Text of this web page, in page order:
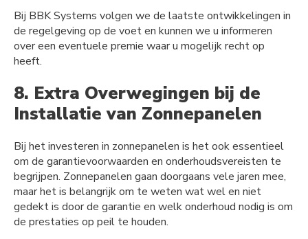
Bij BBK Systems volgen we de laatste ontwikkelingen in
de regelgeving op de voet en kunnen we u informeren
over een eventuele premie waar u mogelijk recht op
heeft.
8. Extra Overwegingen bij de
Installatie van Zonnepanelen
Bij het investeren in zonnepanelen is het ook essentieel
om de garantievoorwaarden en onderhoudsvereisten te
begrijpen. Zonnepanelen gaan doorgaans vele jaren mee,
maar het is belangrijk om te weten wat wel en niet
gedekt is door de garantie en welk onderhoud nodig is om
de prestaties op peil te houden.